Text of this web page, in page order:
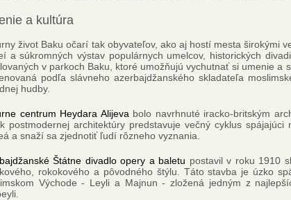
a kultúra
život Baku očarí tak obyvateľov, ako aj hostí mesta širokými
a súkromných výstav populárnych umelcov, historických
v parkoch Baku, ktoré umožňujú vychutnať si umenie a
podľa slávneho azerbajdžanského skladateľa
hudby.
centrum Heydara Alijeva bolo navrhnuté iracko-britským
postmodernej architektúry predstavuje večný cyklus
a snaží sa zjednotiť ľudí rôzneho vyznania.
Štátne divadlo opery a baletu postavil v roku 1910
rokokového a pôvodného štýlu. Táto stavba je úzko
Východe - Leyli a Majnun - zložená jedným z